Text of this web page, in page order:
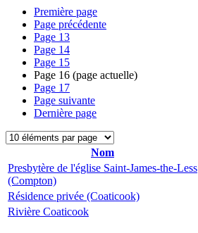
Première page
Page précédente
Page 13
Page 14
Page 15
Page 16 (page actuelle)
Page 17
Page suivante
Dernière page
Nom
Presbytère de l'église Saint-James-the-Less
(Compton)
Résidence privée (Coaticook)
Rivière Coaticook